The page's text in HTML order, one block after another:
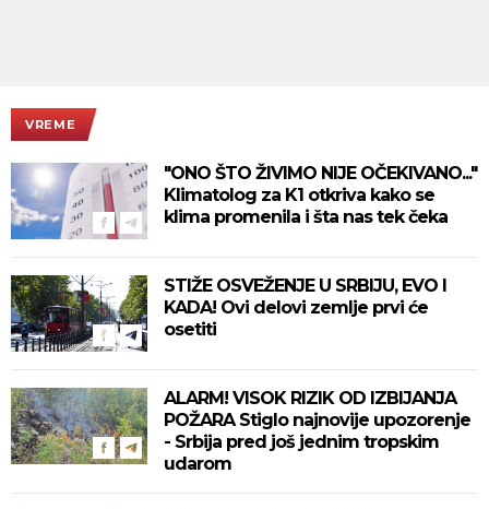
VREME
"ONO ŠTO ŽIVIMO NIJE OČEKIVANO..."
Klimatolog za K1 otkriva kako se
klima promenila i šta nas tek čeka
STIŽE OSVEŽENJE U SRBIJU, EVO I
KADA! Ovi delovi zemlje prvi će
osetiti
ALARM! VISOK RIZIK OD IZBIJANJA
POŽARA Stiglo najnovije upozorenje
- Srbija pred još jednim tropskim
udarom